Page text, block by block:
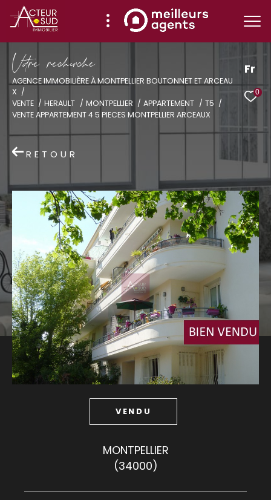
Fr
0
Vore recece
AGENCE IMMOBILIÈRE À MONTPELLIER BOUTONNET ET ARCEAU
X
VENTE
HERAULT MONTPELLIER APPARTEMENT
T5
VENTE APPARTEMENT 4 5 PIECES MONTPELLIER ARCEAUX
RETOUR
VENDU
MONTPELLIER
(34000)
Effectuer une recherche
et trouver le bien qui correspond à vos
critères
Type
Type de bien
Ville
Budget
Budget
Surface
Surface
Pièces
Pièces
AFFINER LES CRITÈRES